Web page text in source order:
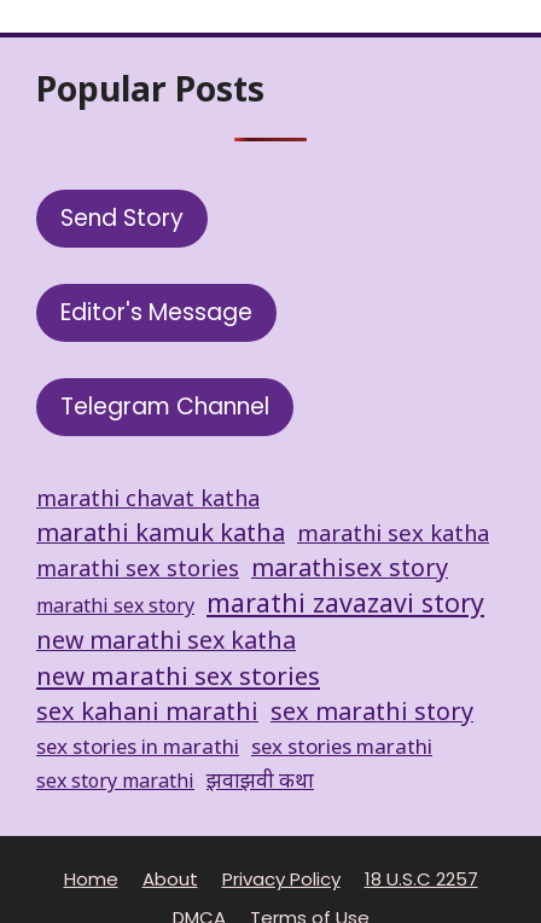
Popular Posts
Send Story
Editor's Message
Telegram Channel
marathi chavat katha
marathi kamuk katha marathi sex katha
marathi sex stories marathisex story
marathi sex story marathi zavazavi story
new marathi sex katha
new marathi sex stories
sex kahani marathi sex marathi story
sex stories in marathi sex stories marathi
sex story marathi झवाझवी कथा
Home About Privacy Policy
18 U.S.C 2257